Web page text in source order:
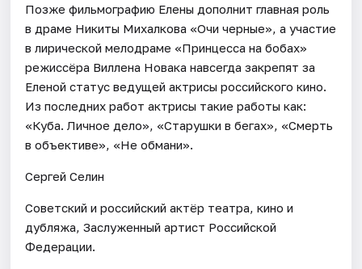
Позже фильмографию Елены дополнит главная роль
в драме Никиты Михалкова «Очи черные», а участие
в лирической мелодраме «Принцесса на бобах»
режиссёра Виллена Новака навсегда закрепят за
Еленой статус ведущей актрисы российского кино.
Из последних работ актрисы такие работы как:
«Куба. Личное дело», «Старушки в бегах», «Смерть
в объективе», «Не обмани».
Сергей Селин
Советский и российский актёр театра, кино и
дубляжа, Заслуженный артист Российской
Федерации.